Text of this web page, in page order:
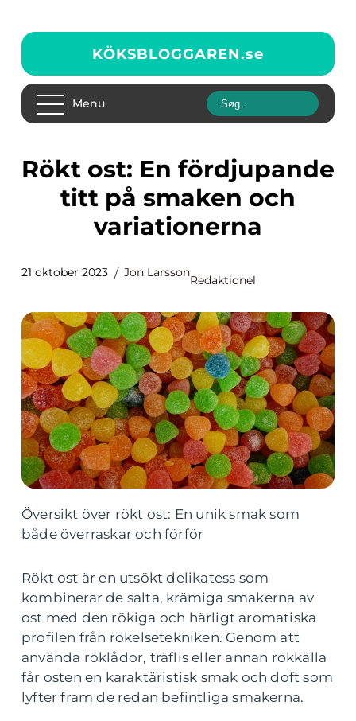
KÖKSBLOGGAREN.se
Menu
Rökt ost: En fördjupande
titt på smaken och
variationerna
21 oktober 2023 Jon Larsson
Redaktionel
Översikt över rökt ost: En unik smak som
både överraskar och förför
Rökt ost är en utsökt delikatess som
kombinerar de salta, krämiga smakerna av
ost med den rökiga och härligt aromatiska
profilen från rökelsetekniken. Genom att
använda röklådor, träflis eller annan rökkälla
får osten en karaktäristisk smak och doft som
lyfter fram de redan befintliga smakerna.